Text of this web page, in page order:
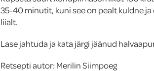
35-40 minutit, kuni see on pealt kuldne ja
liialt.
Lase jahtuda ja kata järgi jäänud
Retsepti autor: Merilin Siimpoeg